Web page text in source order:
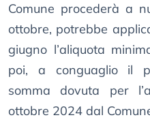
Comune procederà a
ottobre, potrebbe
giugno l’aliquota
poi, a conguaglio il
somma dovuta per
ottobre 2024 dal